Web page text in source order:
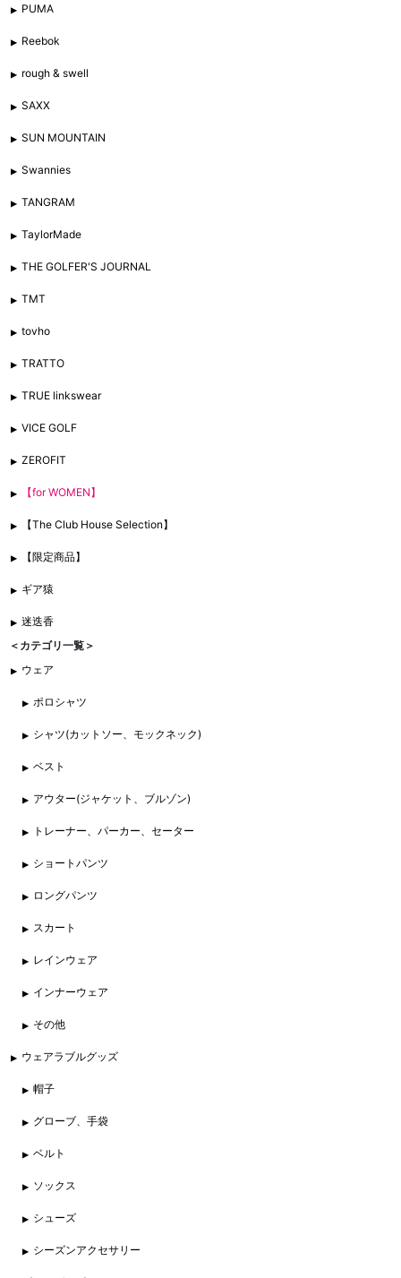
PUMA
Reebok
rough & swell
SAXX
SUN MOUNTAIN
Swannies
TANGRAM
TaylorMade
THE GOLFER'S JOURNAL
TMT
tovho
TRATTO
TRUE linkswear
VICE GOLF
ZEROFIT
【for WOMEN】
【The Club House Selection】
【限定商品】
ギア猿
迷迭香
＜カテゴリ一覧＞
ウェア
ポロシャツ
シャツ(カットソー、モックネック)
ベスト
アウター(ジャケット、ブルゾン)
トレーナー、パーカー、セーター
ショートパンツ
ロングパンツ
スカート
レインウェア
インナーウェア
その他
ウェアラブルグッズ
帽子
グローブ、手袋
ベルト
ソックス
シューズ
シーズンアクセサリー